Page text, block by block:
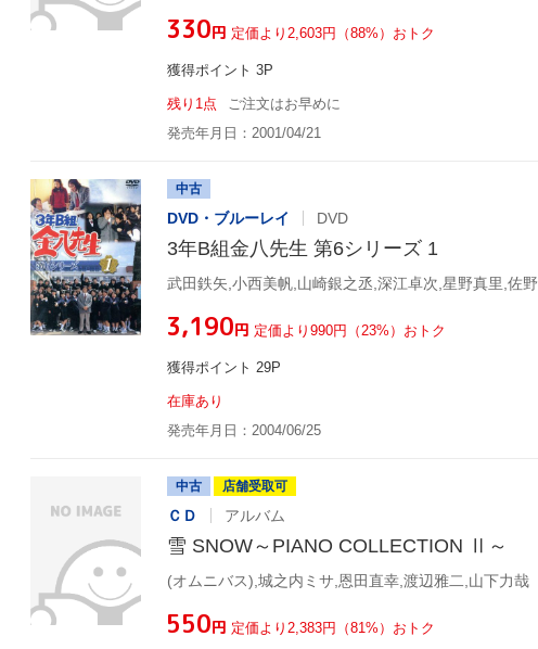
¥330円 定価より2,603円（88%）おトク
獲得ポイント 3P
残り1点
ご注文はお早めに
発売年月日：2001/04/21
中古
DVD・ブルーレイ DVD
3年B組金八先生 第6シリーズ 1
¥3,190円 定価より990円（23%）おトク
獲得ポイント 29P
在庫あり
発売年月日：2004/06/25
中古 店舗受取可
ＣＤ アルバム
雪 SNOW～PIANO COLLECTION Ⅱ～
(オムニバス),城之内ミサ,恩田直幸,渡辺雅二,山下力哉
¥550円 定価より2,383円（81%）おトク